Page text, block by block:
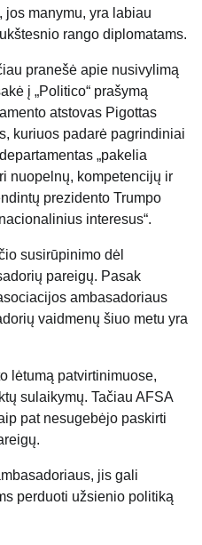
jos manymu, yra labiau
rango diplomatams.
pranešė apie nusivylimą
į „Politico“ prašymą
atstovas Pigottas
kuriuos padarė pagrindiniai
„pakelia
nuopelnų, kompetencijų ir
prezidento Trumpo
interesus“.
susirūpinimo dėl
pareigų. Pasak
ambasadoriaus
vaidmenų šiuo metu yra
lėtumą patvirtinimuose,
sulaikymų. Tačiau AFSA
pat nesugebėjo paskirti
jis gali
perduoti užsienio politiką